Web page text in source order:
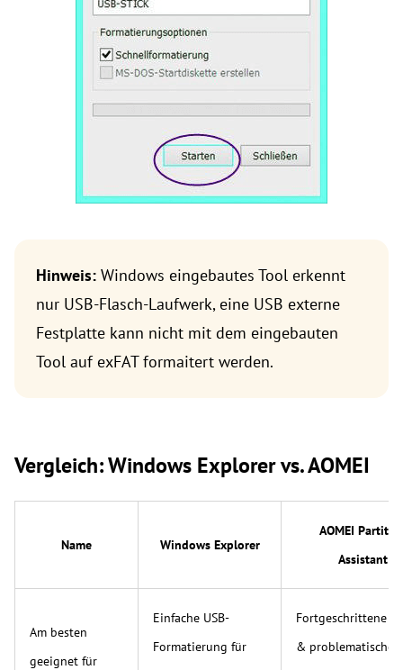
Hinweis: Windows eingebautes Tool erkennt
nur USB-Flasch-Laufwerk, eine USB externe
Festplatte kann nicht mit dem eingebauten
Tool auf exFAT formaitert werden.
Vergleich: Windows Explorer vs. AOMEI
Name Windows Explorer
AOMEI
Assistant
Am besten
geeignet für
Einfache USB-
Formatierung für
Fortgeschrittene
& problematische